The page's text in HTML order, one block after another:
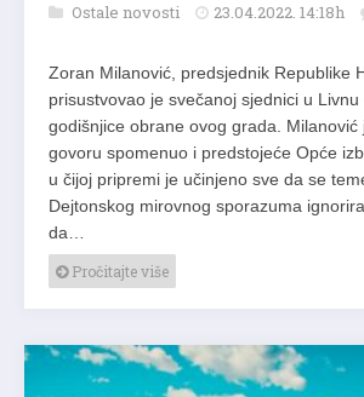
Ostale novosti 23.04.2022. 14:18h
Zoran Milanović, predsjednik Republike
prisustvovao je svečanoj sjednici u Livnu
godišnjice obrane ovog grada. Milanović
govoru spomenuo i predstojeće Opće
u čijoj pripremi je učinjeno sve da se
Dejtonskog mirovnog sporazuma
da…
Pročitajte više